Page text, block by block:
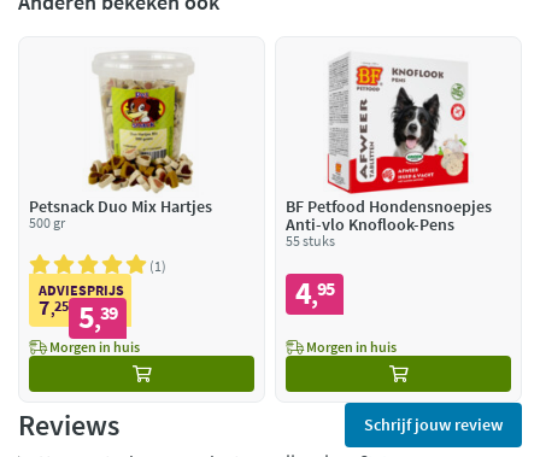
Petsnack Duo Mix Hartjes
500 gr
1
ADVIESPRIJS
7,25 5,39
Morgen in huis
BF Petfood Hondensnoepjes
Anti-vlo Knoflook-Pens
55 stuks
4,95
Morgen in huis
Reviews Schrijf jouw review